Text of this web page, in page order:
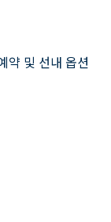
약 및 선내 옵션